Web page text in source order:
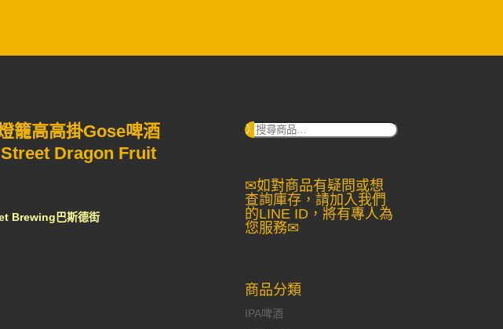
籠高高掛Gose啤酒
Dragon Fruit
Brewing巴斯德街
搜
✉如對商品有疑問或想
查詢庫存，請加入我們
的LINE ID，將有專人為
您服務✉
商品分類
IPA啤酒